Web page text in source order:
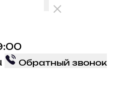
Обратный звонок